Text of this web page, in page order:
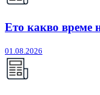
Ето какво време
01.08.2026